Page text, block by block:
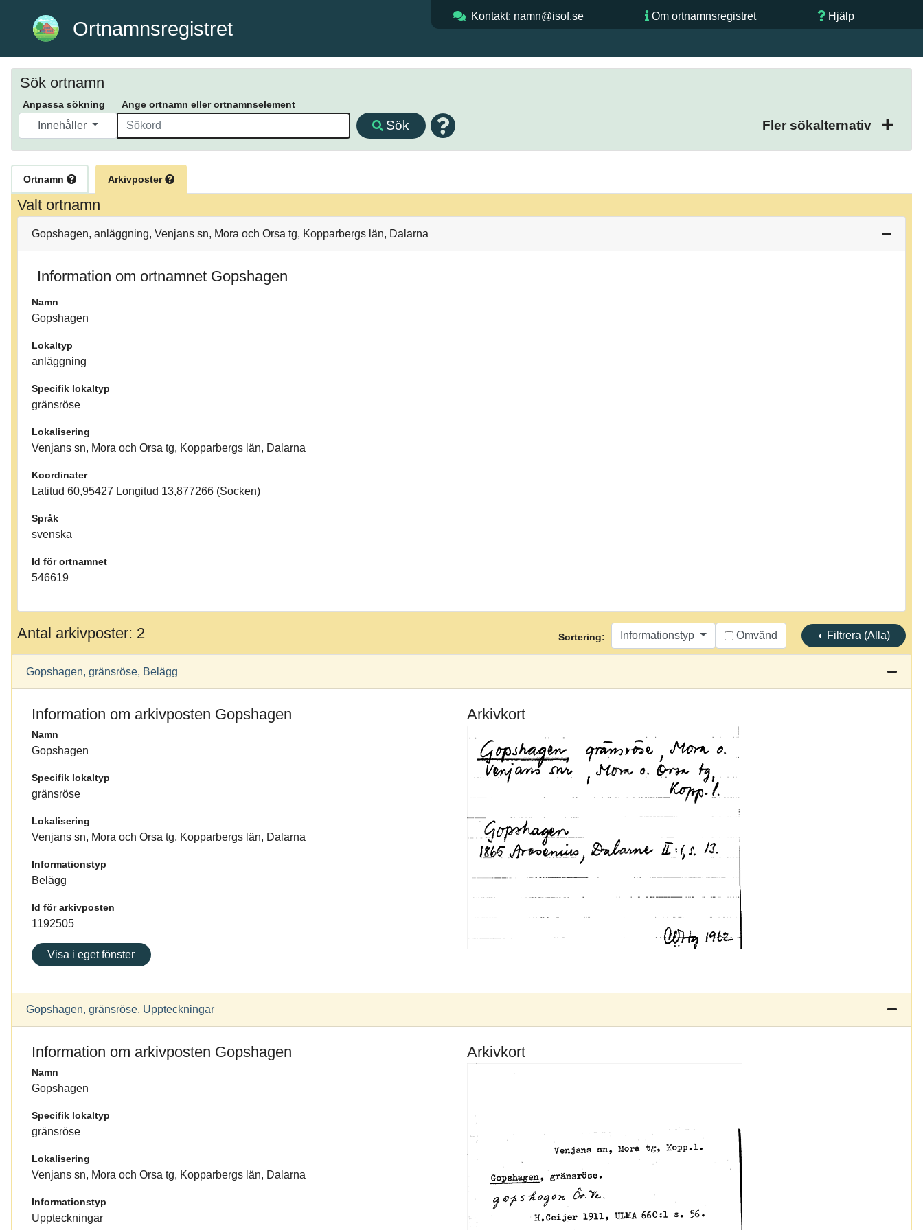
Ortnamnsregistret
Kontakt: namn@isof.se Om ortnamnsregistret Hjälp
Sök ortnamn
Anpassa sökning Ange ortnamn eller ortnamnselement
Innehåller Sök Fler sökalternativ
Ortnamn Arkivposter
Valt ortnamn
Gopshagen, anläggning, Venjans sn, Mora och Orsa tg, Kopparbergs län, Dalarna
Information om ortnamnet Gopshagen
Namn
Gopshagen
Lokaltyp
anläggning
Specifik lokaltyp
gränsröse
Lokalisering
Venjans sn, Mora och Orsa tg, Kopparbergs län, Dalarna
Koordinater
Latitud 60,95427 Longitud 13,877266 (Socken)
Språk
svenska
Id för ortnamnet
546619
Antal arkivposter: 2 Sortering: Informationstyp Omvänd Filtrera (Alla)
Gopshagen, gränsröse, Belägg
Information om arkivposten Gopshagen
Namn
Gopshagen
Specifik lokaltyp
gränsröse
Lokalisering
Venjans sn, Mora och Orsa tg, Kopparbergs län, Dalarna
Informationstyp
Belägg
Id för arkivposten
1192505
Visa i eget fönster
Arkivkort
Gopshagen, gränsröse, Uppteckningar
Information om arkivposten Gopshagen
Namn
Gopshagen
Specifik lokaltyp
gränsröse
Lokalisering
Venjans sn, Mora och Orsa tg, Kopparbergs län, Dalarna
Informationstyp
Uppteckningar
Arkivkort